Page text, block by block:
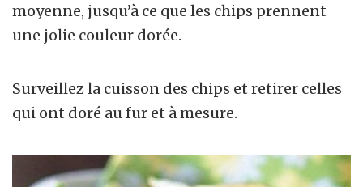
moyenne, jusqu’à ce que les chips prennent
une jolie couleur dorée.
Surveillez la cuisson des chips et retirer celles
qui ont doré au fur et à mesure.